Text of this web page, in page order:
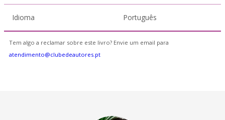
Idioma Português
Tem algo a reclamar sobre este livro? Envie um email para
atendimento@clubedeautores.pt